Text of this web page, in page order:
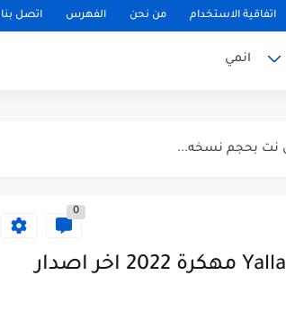
اتفاقية الاستخدام من نحن الفهرس اتصل بنا
انمي
0
تحميل لعبة يلا لودو مهكرة لعبة Yalla Ludo مهكرة 2022 اخر اصدار